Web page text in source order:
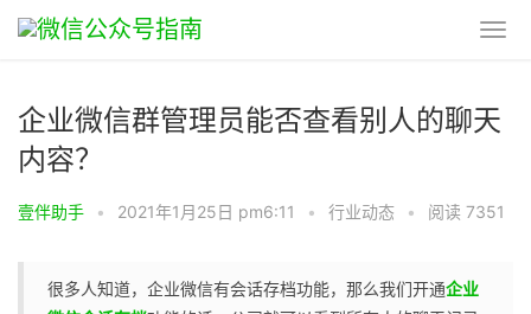
企业微信群管理员能否查看别人的聊天
内容？
壹伴助手 • 2021年1月25日 pm6:11 • 行业动态 • 阅读 7351
很多人知道，企业微信有会话存档功能，那么我们开通企业